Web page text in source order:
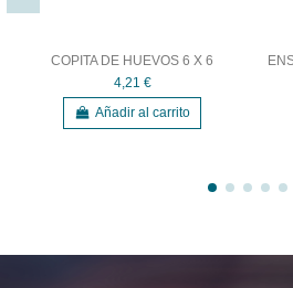
COPITA DE HUEVOS 6 X 6
4,21 €
Añadir al carrito